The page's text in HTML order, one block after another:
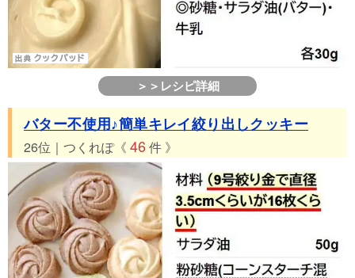
＞＞レシピ詳細
バター不使用♪簡単キレイ絞り出しクッキー
26位｜つくれぽ《 46件 》